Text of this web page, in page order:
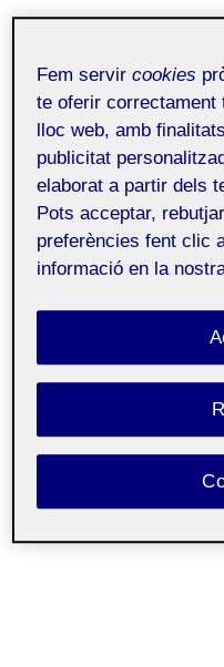
Fem servircookies
te oferir correctament
lloc web, amb
publicitat
elaborat a partir dels
Pots acceptar,
preferències fent clic
informació en la